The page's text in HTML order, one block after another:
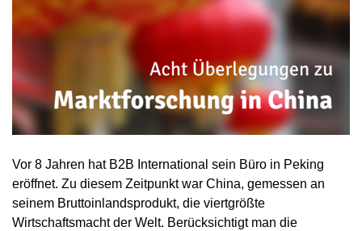
Vor 8 Jahren hat B2B International sein Büro in Peking
eröffnet. Zu diesem Zeitpunkt war China, gemessen an
seinem Bruttoinlandsprodukt, die viertgrößte
Wirtschaftsmacht der Welt. Berücksichtigt man die